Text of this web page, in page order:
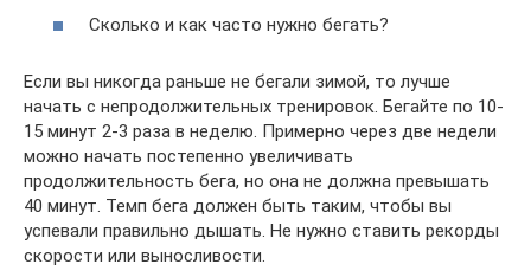
Сколько и как часто нужно бегать?
Если вы никогда раньше не бегали зимой, то лучше
начать с непродолжительных тренировок. Бегайте по 10-
15 минут 2-3 раза в неделю. Примерно через две недели
можно начать постепенно увеличивать
продолжительность бега, но она не должна превышать
40 минут. Темп бега должен быть таким, чтобы вы
успевали правильно дышать. Не нужно ставить рекорды
скорости или выносливости.